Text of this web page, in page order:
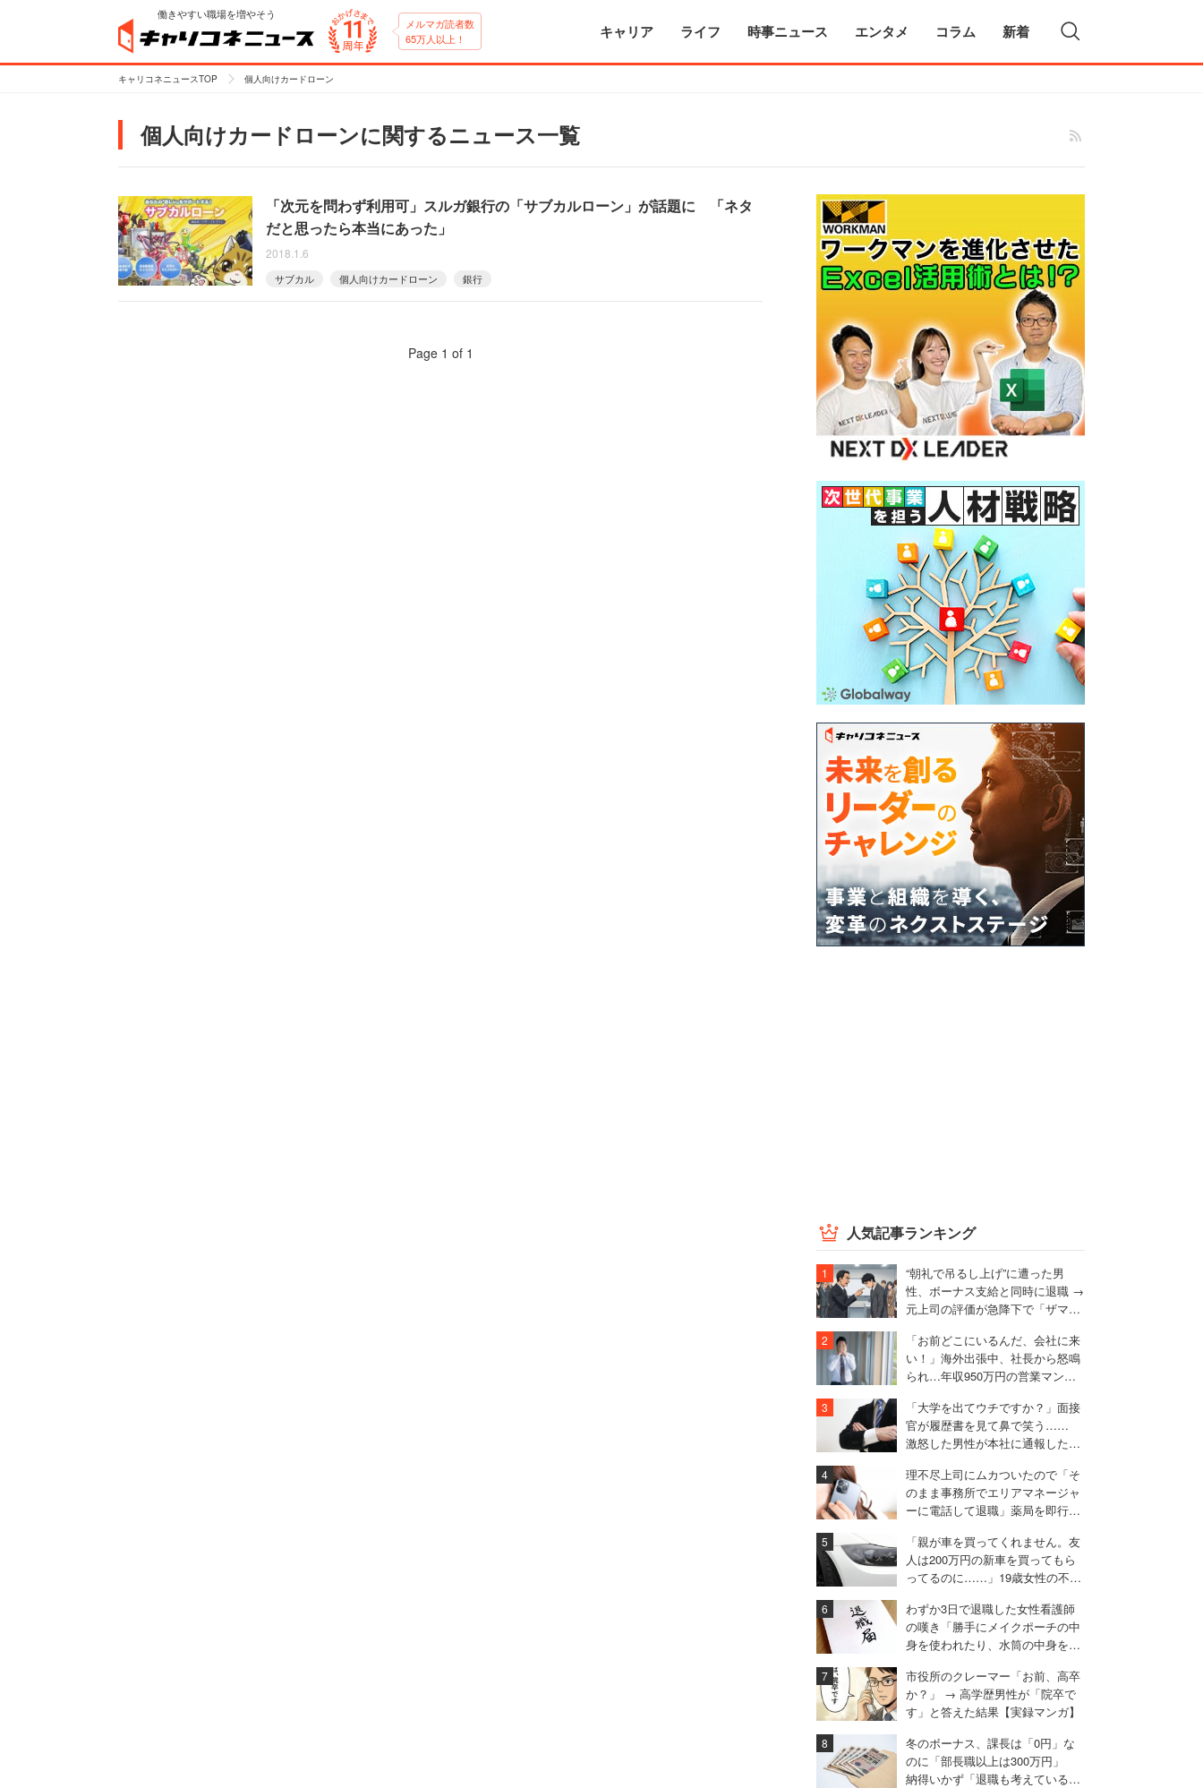
働きやすい職場を増やそう
メルマガ読者数
65万人以上！
キャリア ライフ 時事ニュース エンタメ コラム 新着
キャリコネニュースTOP 個人向けカードローン
個人向けカードローンに関するニュース一覧
「次元を問わず利用可」スルガ銀行の「サブカルローン」が話題に 「ネタ
だと思ったら本当にあった」
2018.1.6
サブカル 個人向けカードローン 銀行
Page 1 of 1
人気記事ランキング
“朝礼で吊るし上げ”に遭った男
性、ボーナス支給と同時に退職 →
元上司の評価が急降下で「ザマア
「お前どこにいるんだ、会社に来
い！」海外出張中、社長から怒鳴
られ…年収950万円の営業マンが
「大学を出てウチですか？」面接
官が履歴書を見て鼻で笑う……
激怒した男性が本社に通報した結
理不尽上司にムカついたので「そ
のまま事務所でエリアマネージャ
ーに電話して退職」薬局を即行で
「親が車を買ってくれません。友
人は200万円の新車を買ってもら
ってるのに……」19歳女性の不満
わずか3日で退職した女性看護師
の嘆き「勝手にメイクポーチの中
身を使われたり、水筒の中身を捨
市役所のクレーマー「お前、高卒
か？」 → 高学歴男性が「院卒で
す」と答えた結果【実録マンガ】
冬のボーナス、課長は「0円」な
のに「部長職以上は300万円」
納得いかず「退職も考えている」